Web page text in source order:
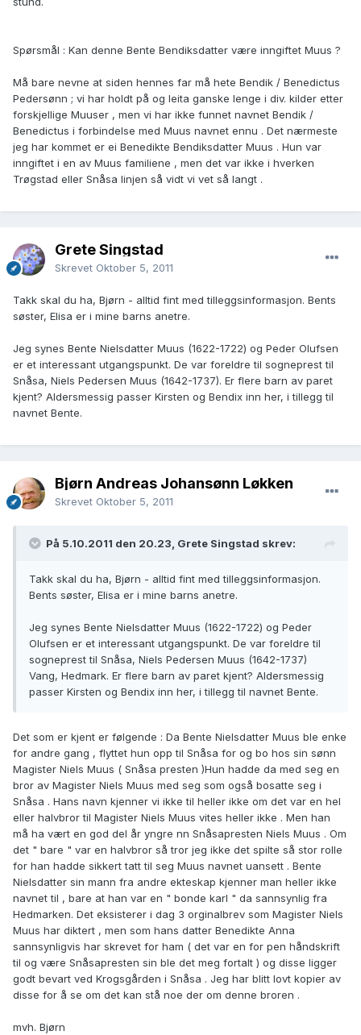
Spørsmål : Kan denne Bente Bendiksdatter være inngiftet Muus ?
Må bare nevne at siden hennes far må hete Bendik / Benedictus
Pedersønn ; vi har holdt på og leita ganske lenge i div. kilder etter
forskjellige Muuser , men vi har ikke funnet navnet Bendik /
Benedictus i forbindelse med Muus navnet ennu . Det nærmeste
jeg har kommet er ei Benedikte Bendiksdatter Muus . Hun var
inngiftet i en av Muus familiene , men det var ikke i hverken
Trøgstad eller Snåsa linjen så vidt vi vet så langt .
Grete Singstad
Skrevet Oktober 5, 2011
Takk skal du ha, Bjørn - alltid fint med tilleggsinformasjon. Bents
søster, Elisa er i mine barns anetre.
Jeg synes Bente Nielsdatter Muus (1622-1722) og Peder Olufsen
er et interessant utgangspunkt. De var foreldre til sogneprest til
Snåsa, Niels Pedersen Muus (1642-1737). Er flere barn av paret
kjent? Aldersmessig passer Kirsten og Bendix inn her, i tillegg til
navnet Bente.
Bjørn Andreas Johansønn Løkken
Skrevet Oktober 5, 2011
På 5.10.2011 den 20.23, Grete Singstad skrev:
Takk skal du ha, Bjørn - alltid fint med tilleggsinformasjon.
Bents søster, Elisa er i mine barns anetre.
Jeg synes Bente Nielsdatter Muus (1622-1722) og Peder
Olufsen er et interessant utgangspunkt. De var foreldre til
sogneprest til Snåsa, Niels Pedersen Muus (1642-1737)
Vang, Hedmark. Er flere barn av paret kjent? Aldersmessig
passer Kirsten og Bendix inn her, i tillegg til navnet Bente.
Det som er kjent er følgende : Da Bente Nielsdatter Muus ble enke
for andre gang , flyttet hun opp til Snåsa for og bo hos sin sønn
Magister Niels Muus ( Snåsa presten )Hun hadde da med seg en
bror av Magister Niels Muus med seg som også bosatte seg i
Snåsa . Hans navn kjenner vi ikke til heller ikke om det var en hel
eller halvbror til Magister Niels Muus vites heller ikke . Men han
må ha vært en god del år yngre nn Snåsapresten Niels Muus . Om
det " bare " var en halvbror så tror jeg ikke det spilte så stor rolle
for han hadde sikkert tatt til seg Muus navnet uansett . Bente
Nielsdatter sin mann fra andre ekteskap kjenner man heller ikke
navnet til , bare at han var en " bonde karl " da sannsynlig fra
Hedmarken. Det eksisterer i dag 3 orginalbrev som Magister Niels
Muus har diktert , men som hans datter Benedikte Anna
sannsynligvis har skrevet for ham ( det var en for pen håndskrift
til og være Snåsapresten sin ble det meg fortalt ) og disse ligger
godt bevart ved Krogsgården i Snåsa . Jeg har blitt lovt kopier av
disse for å se om det kan stå noe der om denne broren .
mvh. Bjørn